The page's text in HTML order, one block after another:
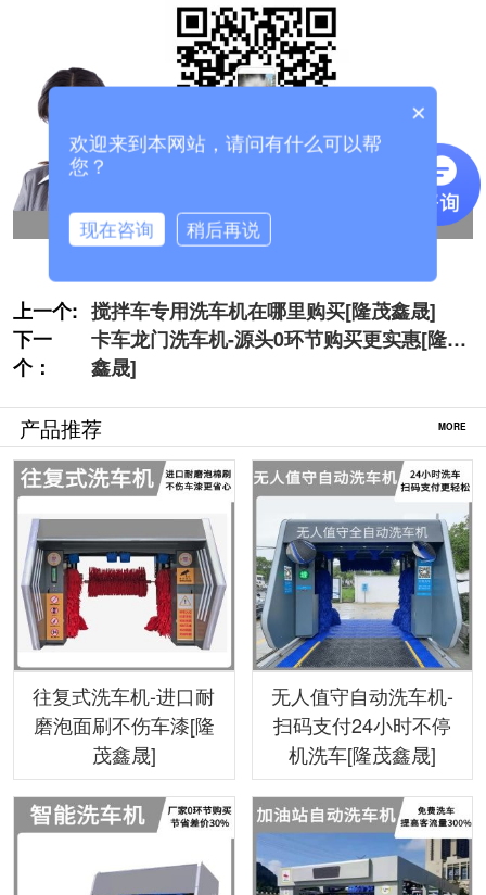
上一个: 搅拌车专用洗车机在哪里购买[隆茂鑫晟]
下一
个：
卡车龙门洗车机-源头0环节购买更实惠[隆茂
鑫晟]
产品推荐 MORE
往复式洗车机-进口耐
磨泡面刷不伤车漆[隆
茂鑫晟]
无人值守自动洗车机-
扫码支付24小时不停
机洗车[隆茂鑫晟]
×
欢迎来到本网站，请问有什么可以帮
您？
现在咨询 稍后再说